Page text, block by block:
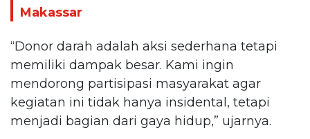
Makassar
“Donor darah adalah aksi sederhana tetapi
memiliki dampak besar. Kami ingin
mendorong partisipasi masyarakat agar
kegiatan ini tidak hanya insidental, tetapi
menjadi bagian dari gaya hidup,” ujarnya.